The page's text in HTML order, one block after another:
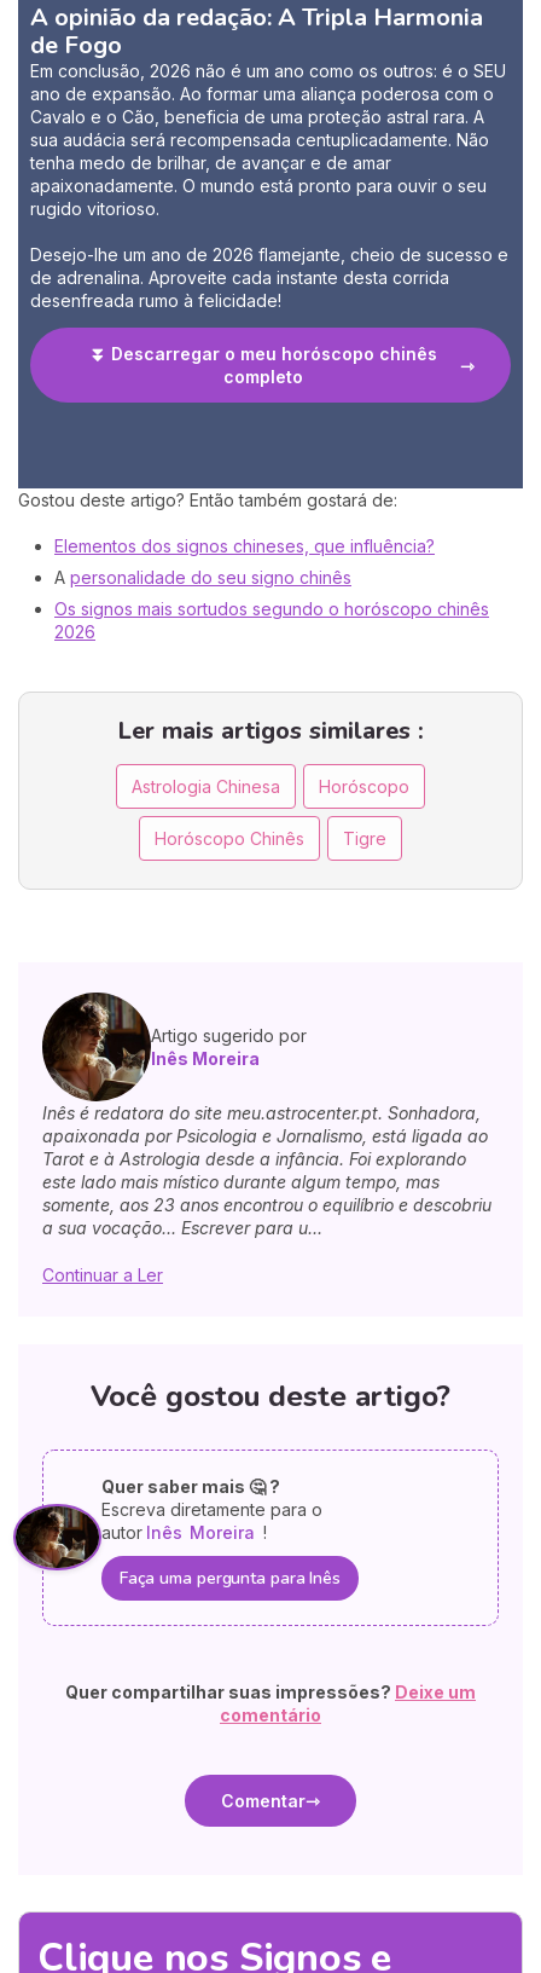
A opinião da redação: A Tripla Harmonia
de Fogo
Em conclusão, 2026 não é um ano como os outros: é o SEU
ano de expansão. Ao formar uma aliança poderosa com o
Cavalo e o Cão, beneficia de uma proteção astral rara. A
sua audácia será recompensada centuplicadamente. Não
tenha medo de brilhar, de avançar e de amar
apaixonadamente. O mundo está pronto para ouvir o seu
rugido vitorioso.
Desejo-lhe um ano de 2026 flamejante, cheio de sucesso e
de adrenalina. Aproveite cada instante desta corrida
desenfreada rumo à felicidade!
⏬ Descarregar o meu horóscopo chinês
completo
Gostou deste artigo? Então também gostará de:
Elementos dos signos chineses, que influência?
A personalidade do seu signo chinês
Os signos mais sortudos segundo o horóscopo chinês
2026
Ler mais artigos similares :
Astrologia Chinesa Horóscopo
Horóscopo Chinês Tigre
Artigo sugerido por
Inês Moreira
Inês é redatora do site meu.astrocenter.pt. Sonhadora,
apaixonada por Psicologia e Jornalismo, está ligada ao
Tarot e à Astrologia desde a infância. Foi explorando
este lado mais místico durante algum tempo, mas
somente, aos 23 anos encontrou o equilíbrio e descobriu
a sua vocação... Escrever para u...
Continuar a Ler
Você gostou deste artigo?
Quer saber mais 🤔 ?
Escreva diretamente para o
autor Inês Moreira !
Faça uma pergunta para Inês
Quer compartilhar suas impressões? Deixe um
comentário
Comentar
Clique nos Signos e